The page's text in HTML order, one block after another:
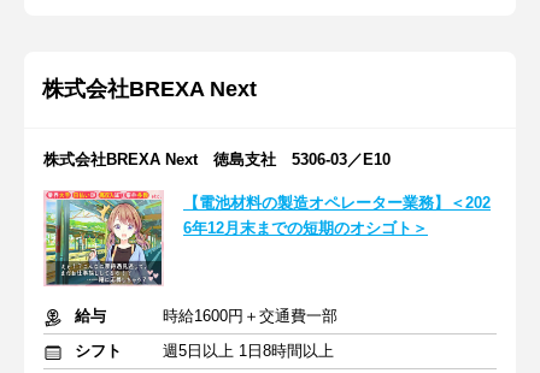
株式会社BREXA Next
株式会社BREXA Next 徳島支社 5306-03／E10
【電池材料の製造オペレーター業務】＜202
6年12月末までの短期のオシゴト＞
給与
時給1600円＋交通費一部
シフト
週5日以上 1日8時間以上